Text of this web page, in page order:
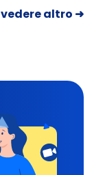
altro ➜